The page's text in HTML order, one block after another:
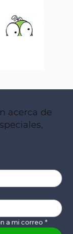
acerca de
a mi correo *